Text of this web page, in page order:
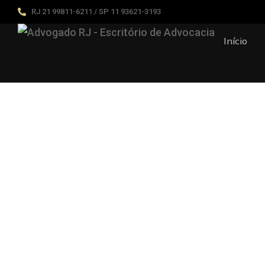
RJ 21 99811-6211 / SP 11 93621-3193
Início